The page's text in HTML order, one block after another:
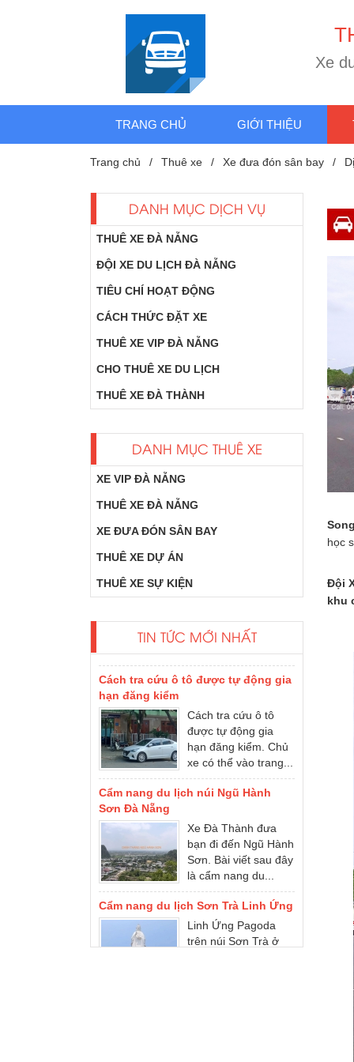
T
Xe d
TRANG CHỦ GIỚI THIỆU
Trang chủ Thuê xe Xe đưa đón sân bay
DANH MỤC DỊCH VỤ
THUÊ XE ĐÀ NẴNG
ĐỘI XE DU LỊCH ĐÀ NẴNG
TIÊU CHÍ HOẠT ĐỘNG
CÁCH THỨC ĐẶT XE
THUÊ XE VIP ĐÀ NẴNG
CHO THUÊ XE DU LỊCH
THUÊ XE ĐÀ THÀNH
DANH MỤC THUÊ XE
XE VIP ĐÀ NẴNG
THUÊ XE ĐÀ NẴNG
XE ĐƯA ĐÓN SÂN BAY
THUÊ XE DỰ ÁN
THUÊ XE SỰ KIỆN
TIN TỨC MỚI NHẤT
limousine của hãng
DCAR update phổ
hạn đăng kiểm
được tự động gia
hạn đăng kiểm. Chủ
xe có thể vào trang...
Cẩm nang du lịch núi Ngũ Hành
Sơn Đà Nẵng
bạn đi đến Ngũ Hành
Sơn. Bài viết sau đây
là cẩm nang du...
Cẩm nang du lịch Sơn Trà Linh Ứng
Linh Ứng Pagoda
trên núi Sơn Trà ở
Đà Nẵng, đó là một
học
Đội
khu